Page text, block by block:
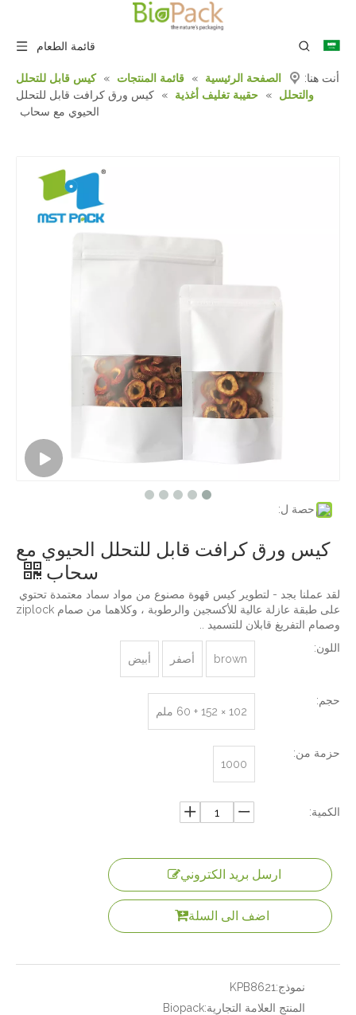
قائمة الطعام
أنت هنا: الصفحة الرئيسية » قائمة المنتجات »
كيس قابل للتحلل
والتحلل
» حقيبة تغليف أغذية »
كيس ورق كرافت قابل للتحلل
الحيوي مع سحاب
حصة ل:
كيس ورق كرافت قابل للتحلل الحيوي مع
سحاب
لقد عملنا بجد - لتطوير كيس قهوة مصنوع من مواد سماد معتمدة تحتوي
على طبقة عازلة عالية للأكسجين والرطوبة ، وكلاهما من صمام ziplock
وصمام التفريغ قابلان للتسميد ..
اللون:
brown
أصفر أبيض
حجم:
102 × 152 + 60 ملم
حزمة من:
1000
الكمية:
ارسل بريد الكتروني
اضف الى السلة
نموذج:KPB8621
المنتج العلامة التجارية:Biopack